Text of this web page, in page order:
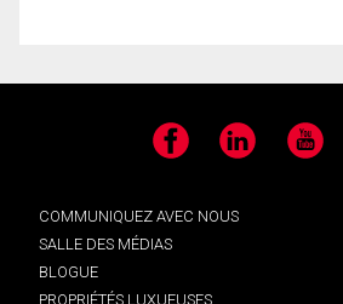
Facebook LinkedIn YouTube
COMMUNIQUEZ AVEC NOUS
SALLE DES MÉDIAS
BLOGUE
PROPRIÉTÉS LUXUEUSES